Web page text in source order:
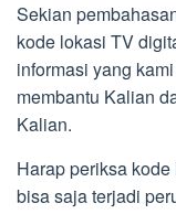
Sekian
kode lokasi TV
informasi yang
membantu Kalian
Kalian.
Harap periksa
bisa saja terjadi